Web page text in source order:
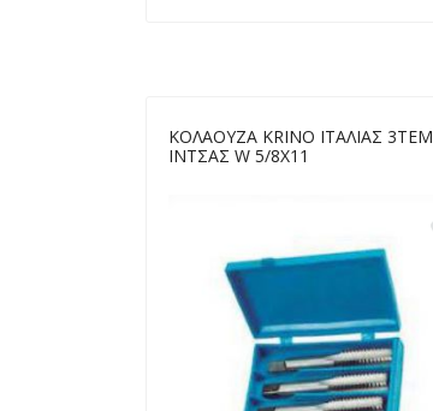
ΚΟΛΑΟΥΖΑ KRINO ΙΤΑΛΙΑΣ 3ΤΕΜ
ΙΝΤΣΑΣ W 5/8X11